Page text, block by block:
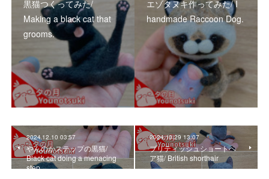
黒猫つくってみた/
Making a black cat that
grooms.
エゾタヌキ作ってみた/ I
handmade Raccoon Dog.
2024.12.10 03:57
やんのかステップの黒猫/
Black cat doing a menacing
step .
2024.10.29 13:07
ブリティッシュショートヘ
ア猫/ British shorthair